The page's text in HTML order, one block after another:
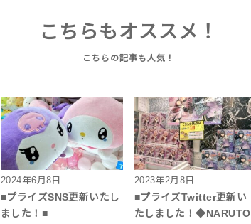
こちらもオススメ！
2024年6月8日
■プライズSNS更新いたし
ました！■
2023年2月8日
■プライズTwitter更新い
たしました！◆NARUTO